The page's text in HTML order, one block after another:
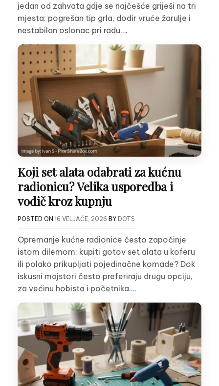
jedan od zahvata gdje se najčešće griješi na tri
mjesta: pogrešan tip grla, dodir vruće žarulje i
nestabilan oslonac pri radu….
Koji set alata odabrati za kućnu
radionicu? Velika usporedba i
vodič kroz kupnju
POSTED ON 16 VELJAČE, 2026 BY DOTS
Opremanje kućne radionice često započinje
istom dilemom: kupiti gotov set alata u koferu
ili polako prikupljati pojedinačne komade? Dok
iskusni majstori često preferiraju drugu opciju,
za većinu hobista i početnika….